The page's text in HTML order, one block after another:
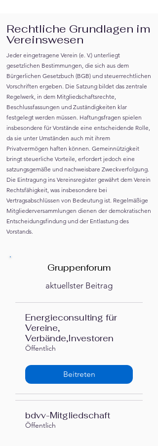
Rechtliche Grundlagen im
Vereinswesen
Jeder eingetragene Verein (e. V.) unterliegt
gesetzlichen Bestimmungen, die sich aus dem
Bürgerlichen Gesetzbuch (BGB) und steuerrechtlichen
Vorschriften ergeben. Die Satzung bildet das zentrale
Regelwerk, in dem Mitgliedschaftsrechte,
Beschlussfassungen und Zuständigkeiten klar
festgelegt werden müssen. Haftungsfragen spielen
insbesondere für Vorstände eine entscheidende Rolle,
da sie unter Umständen auch mit ihrem
Privatvermögen haften können. Gemeinnützigkeit
bringt steuerliche Vorteile, erfordert jedoch eine
satzungsgemäße und nachweisbare Zweckverfolgung.
Die Eintragung ins Vereinsregister gewährt dem Verein
Rechtsfähigkeit, was insbesondere bei
Vertragsabschlüssen von Bedeutung ist. Regelmäßige
Mitgliederversammlungen dienen der demokratischen
Entscheidungsfindung und der Entlastung des
Vorstands.
Gruppenforum
aktuellster Beitrag
Energieconsulting für
Vereine,
Verbände,Investoren
Öffentlich
Beitreten
bdvv-Mitgliedschaft
Öffentlich